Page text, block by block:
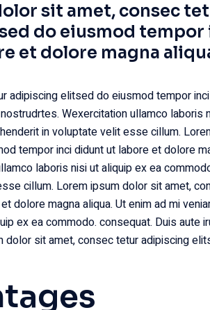
sit amet, consec
do eiusmod tempor
et dolore magna
adipiscing elitsed do eiusmod tempor
Wexercitation ullamco laboris
in voluptate velit esse cillum.
tempor inci didunt ut labore et dolore
laboris nisi ut aliquip ex ea
cillum. Lorem ipsum dolor sit amet,
dolore magna aliqua. Ut enim ad mi
ex ea commodo. consequat. Duis aute
sit amet, consec tetur adipiscing